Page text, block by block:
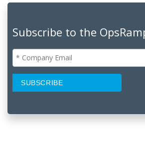
Subscribe to the